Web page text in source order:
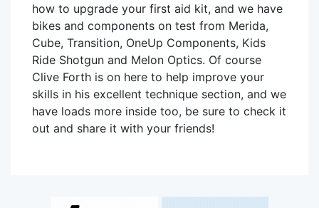
how to upgrade your first aid kit, and we have
bikes and components on test from Merida,
Cube, Transition, OneUp Components, Kids
Ride Shotgun and Melon Optics. Of course
Clive Forth is on here to help improve your
skills in his excellent technique section, and we
have loads more inside too, be sure to check it
out and share it with your friends!